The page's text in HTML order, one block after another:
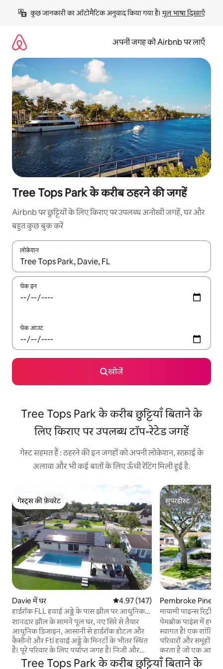
छोड़कर
कॉन्टेंट
कुछ जानकारी का ऑटोमैटिक अनुवाद किया गया है। मूल भाषा दिखाएँ
अपनी जगह को Airbnb पर लाएँ
Tree Tops Park के करीब ठहरने की जगहें
Airbnb पर छुट्टियों के लिए किराए पर उपलब्ध अनोखी जगहें, घर और
बहुत कुछ बुक करें
लोकेशन
नतीजों के उपलब्ध होने पर, अप और डाउन 'ऐरो की' का इस्तेमाल करके नेविगेट
चेक इन
चेक आउट
खोजें
Tree Tops Park के करीब छुट्टियाँ बिताने के
लिए किराए पर उपलब्ध टॉप-रेटेड जगहें
गेस्ट सहमत हैं : ठहरने की इन जगहों को अपनी लोकेशन, सफ़ाई के
अलावा और भी कई बातों के लिए ऊँची रेटिंग मिली हुई है.
गेस्ट्स की फ़ेवरेट
गेस्ट्स की फ़ेवरेट
Davie में घर औसत रेटिंग 5 में से 4.97, 147 समीक्षाएँ
4.97 (147)
हार्डरॉक FLL हवाई अड्डे के पास झील पर आधुनिक
पूल वाला घर
शानदार झील के सामने पूल घर, नए सिरे से तैयार
आधुनिक डिजाइन, आसानी से हार्डरॉक होटल और
कैसीनो और Ftl हवाई अड्डे के मिनटों के भीतर स्थित
है। पूरे परिवार के लिए पर्याप्त जगह है। निजी और
शांत। पूल से बैठें और सुंदर फ्लोरिडा सूर्यास्त देखें या
सुपरहोस्ट
सुपरहोस्ट
Pembroke Pines में
मायामी पाइन्स
पेमब्रोक पाइंस में
स्वागत है! एक
परिवारों और समूहों के
करता है जो एक
3 - बेडरूम और 2 -
Tree Tops Park के करीब छुट्टियाँ बिताने के